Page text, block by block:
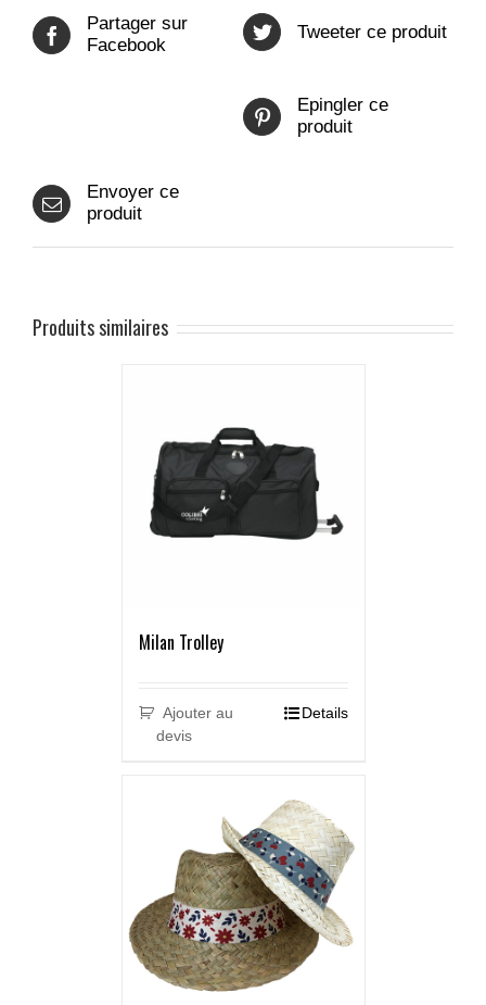
Partager sur
Facebook
Tweeter ce produit
Epingler ce
produit
Envoyer ce
produit
Produits similaires
Milan Trolley
Ajouter au
devis
Details